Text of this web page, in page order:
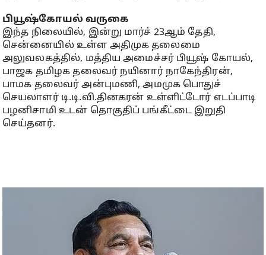
பியூஷ்கோயல் வருகை
இந்த நிலையில், இன்று மார்ச் 23ஆம் தேதி,
சென்னையில் உள்ள அதிமுக தலைமை
அலுவலகத்தில், மத்திய அமைச்சர் பியூஷ் கோயல்,
பாஜக தமிழக தலைவர் நயினார் நாகேந்திரன்,
பாமக தலைவர் அன்புமணி, அமமுக பொதுச்
செயலாளர் டி.டி.வி.தினகரன் உள்ளிட்டோர் எடப்பாடி
பழனிசாமி உடன் தொகுதிப் பங்கீட்டை இறுதி
செய்தனர்.